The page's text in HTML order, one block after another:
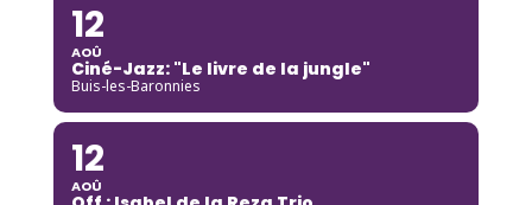
12
AOÛ
Ciné-Jazz: "Le livre de la jungle"
Buis-les-Baronnies
12
AOÛ